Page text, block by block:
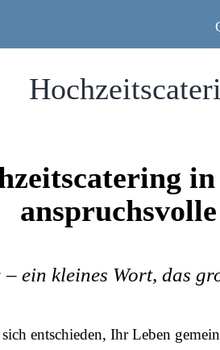
– ein kleines Wort, das
entschieden, Ihr Leben